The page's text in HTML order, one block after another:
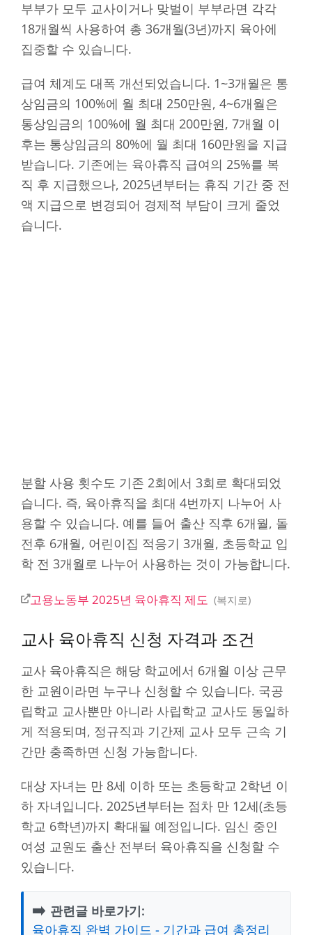
부부가 모두 교사이거나 맞벌이 부부라면 각각
18개월씩 사용하여 총 36개월(3년)까지 육아에
집중할 수 있습니다.
급여 체계도 대폭 개선되었습니다. 1~3개월은 통
상임금의 100%에 월 최대 250만원, 4~6개월은
통상임금의 100%에 월 최대 200만원, 7개월 이
후는 통상임금의 80%에 월 최대 160만원을 지급
받습니다. 기존에는 육아휴직 급여의 25%를 복
직 후 지급했으나, 2025년부터는 휴직 기간 중 전
액 지급으로 변경되어 경제적 부담이 크게 줄었
습니다.
분할 사용 횟수도 기존 2회에서 3회로 확대되었
습니다. 즉, 육아휴직을 최대 4번까지 나누어 사
용할 수 있습니다. 예를 들어 출산 직후 6개월, 돌
전후 6개월, 어린이집 적응기 3개월, 초등학교 입
학 전 3개월로 나누어 사용하는 것이 가능합니다.
고용노동부 2025년 육아휴직 제도 복지로
교사 육아휴직 신청 자격과 조건
교사 육아휴직은 해당 학교에서 6개월 이상 근무
한 교원이라면 누구나 신청할 수 있습니다. 국공
립학교 교사뿐만 아니라 사립학교 교사도 동일하
게 적용되며, 정규직과 기간제 교사 모두 근속 기
간만 충족하면 신청 가능합니다.
대상 자녀는 만 8세 이하 또는 초등학교 2학년 이
하 자녀입니다. 2025년부터는 점차 만 12세(초등
학교 6학년)까지 확대될 예정입니다. 임신 중인
여성 교원도 출산 전부터 육아휴직을 신청할 수
있습니다.
➡️ 관련글 바로가기:
육아휴직 완벽 가이드 - 기간과 급여 총정리